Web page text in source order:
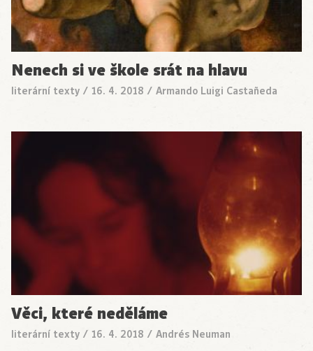
Nenech si ve škole srát na hlavu
literární texty / 16. 4. 2018 / Armando Luigi Castañeda
Věci, které neděláme
literární texty / 16. 4. 2018 / Andrés Neuman